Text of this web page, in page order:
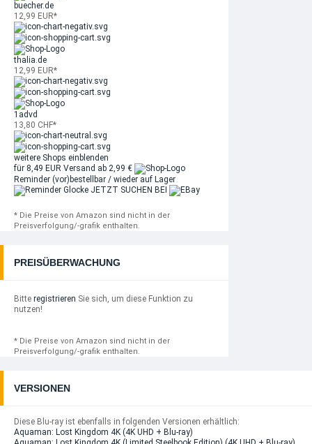
buecher.de
12,99 EUR*
thalia.de
12,99 EUR*
1advd
13,80 CHF*
weitere Shops einblenden
für 8,49 EUR Versand ab 2,99 €
Reminder (vor)bestellbar / wieder auf Lager
JETZT SUCHEN BEI
* Die Preise von Amazon sind nicht in der
Preisverfolgung/-grafik enthalten.
PREISÜBERWACHUNG
Bitte registrieren Sie sich, um diese Funktion zu
nutzen!
* Die Preise von Amazon sind nicht in der
Preisverfolgung/-grafik enthalten.
VERSIONEN
Diese Blu-ray ist ebenfalls in folgenden Versionen erhältlich:
Aquaman: Lost Kingdom 4K (4K UHD + Blu-ray)